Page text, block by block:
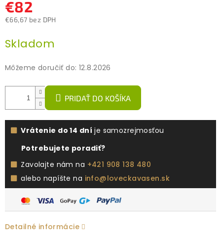
€82
€66,67 bez DPH
cena:
Skladom
Môžeme doručiť do: 12.8.2026
PRIDAŤ DO KOŠÍKA
Vrátenie do 14 dní je samozrejmosťou
Potrebujete poradiť?
Zavolajte nám na +421 908 138 480
alebo napíšte na info@loveckavasen.sk
Detailné informácie